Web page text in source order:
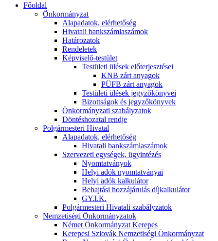
Főoldal
Önkormányzat
Alapadatok, elérhetőség
Hivatali bankszámlaszámok
Határozatok
Rendeletek
Képviselő-testület
Testületi ülések előterjesztései
KNB zárt anyagok
PÜFB zárt anyagok
Testületi ülések jegyzőkönyvei
Bizottságok és jegyzőkönyvek
Önkormányzati szabályzatok
Döntéshozatal rendje
Polgármesteri Hivatal
Alapadatok, elérhetőség
Hivatali bankszámlaszámok
Szervezeti egységek, ügyintézés
Nyomtatványok
Helyi adók nyomtatványai
Helyi adók kalkulátor
Behajtási hozzájárulás díjkalkulátor
GY.I.K.
Polgármesteri Hivatali szabályzatok
Nemzetiségi Önkormányzatok
Német Önkormányzat Kerepes
Kerepesi Szlovák Nemzetiségi Önkormányzat